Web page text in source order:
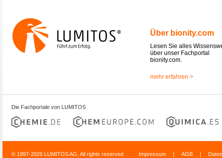
Über bionity.com
Lesen Sie alles
über unser Fachportal
bionity.com.
mehr erfahren >
Die Fachportale von LUMITOS
© 1997-2026 LUMITOS AG, All rights reserved Impressum | AGB |